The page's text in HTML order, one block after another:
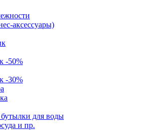
аксессуары)
-50%
-30%
для воды
и пр.